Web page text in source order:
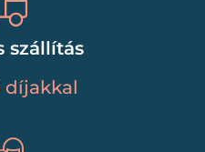
szállítás
díjakkal